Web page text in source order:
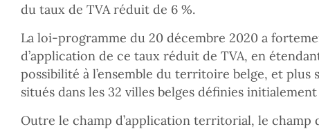
du taux de TVA réduit de 6 %.
La loi-programme du 20 décembre 2020 a
d’application de ce taux réduit de TVA, en
possibilité à l’ensemble du territoire belge, et plus
situés dans les 32 villes belges définies
Outre le champ d’application territorial, le champ